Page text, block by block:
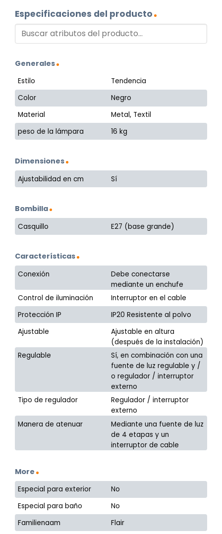
Especificaciones del producto
Generales
Estilo
Tendencia
Color
Negro
Material
Metal, Textil
peso de la lámpara
16 kg
Dimensiones
Ajustabilidad en cm Sí
Bombilla
Casquillo E27 (base grande)
Características
Conexión
Debe conectarse
mediante un enchufe
Control de iluminación
Interruptor en el cable
Protección IP
IP20 Resistente al polvo
Ajustable
Ajustable en altura
(después de la instalación)
Regulable
Sí, en combinación con una
fuente de luz regulable y /
o regulador / interruptor
externo
Tipo de regulador
Regulador / interruptor
externo
Manera de atenuar
Mediante una fuente de luz
de 4 etapas y un
interruptor de cable
More
Especial para exterior
No
Especial para baño
No
Familienaam
Flair